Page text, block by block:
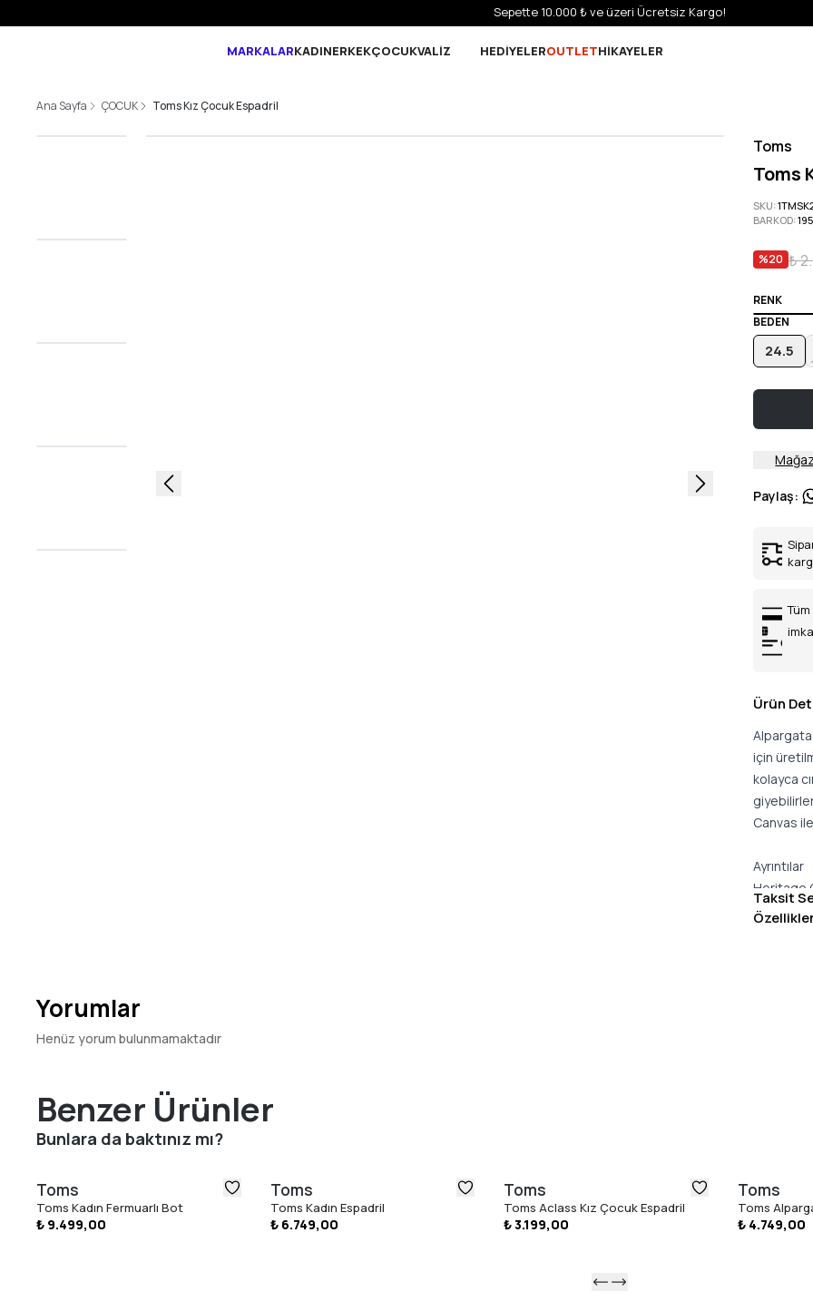
Sepette 10.000 ₺ ve üzeri Ücretsiz Kargo!
MARKALARKADINERKEKÇOCUKVALİZ HEDİYELEROUTLETHİKAYELER
Ana Sayfa ÇOCUK Toms Kız Çocuk Espadril
Toms
Toms
SKU:
BARKOD:
%20 ₺
RENK
BEDEN
24.5
Paylaş:
Ürün
Alpargata
için
kolayca
Canvas
Ayrıntılar
Heritage
için
Taksit
Yorumlar
Henüz yorum bulunmamaktadır
Benzer Ürünler
Bunlara da baktınız mı?
Toms
Toms Kadın Fermuarlı Bot
₺ 9.499,00
Toms
Toms Kadın Espadril
₺ 6.749,00
Toms
Toms Aclass Kız Çocuk Espadril
₺ 3.199,00
Toms
Toms
₺ 4.749,00